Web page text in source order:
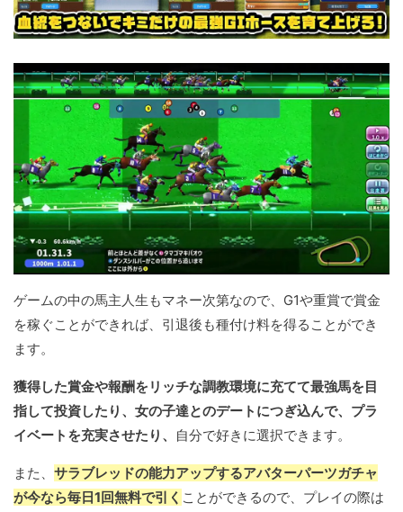
ゲームの中の馬主人生もマネー次第なので、G1や重賞で賞金
を稼ぐことができれば、引退後も種付け料を得ることができ
ます。
獲得した賞金や報酬をリッチな調教環境に充てて最強馬を目
指して投資したり、女の子達とのデートにつぎ込んで、プラ
イベートを充実させたり、
自分で好きに選択できます。
また、 サラブレッドの能力アップするアバターパーツガチャ
が今なら毎日1回無料で引く ことができるので、プレイの際は